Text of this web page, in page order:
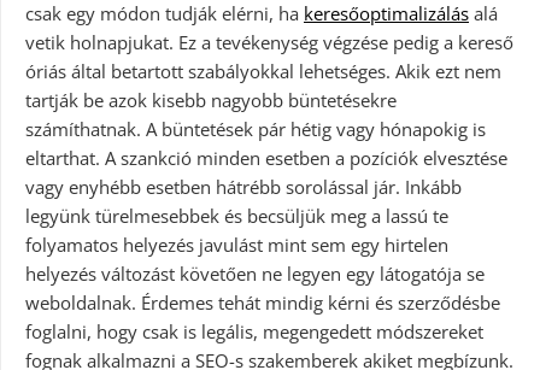
csak egy módon tudják elérni, ha keresőoptimalizálás alá
vetik holnapjukat. Ez a tevékenység végzése pedig a kereső
óriás által betartott szabályokkal lehetséges. Akik ezt nem
tartják be azok kisebb nagyobb büntetésekre
számíthatnak. A büntetések pár hétig vagy hónapokig is
eltarthat. A szankció minden esetben a pozíciók elvesztése
vagy enyhébb esetben hátrébb sorolással jár. Inkább
legyünk türelmesebbek és becsüljük meg a lassú te
folyamatos helyezés javulást mint sem egy hirtelen
helyezés változást követően ne legyen egy látogatója se
weboldalnak. Érdemes tehát mindig kérni és szerződésbe
foglalni, hogy csak is legális, megengedett módszereket
fognak alkalmazni a SEO-s szakemberek akiket megbízunk.